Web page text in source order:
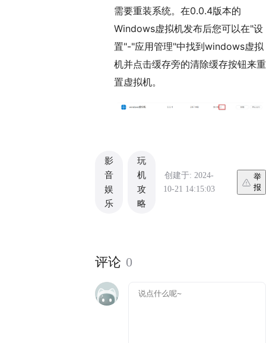
需要重装系统。在0.0.4版本的
Windows虚拟机发布后您可以在"设
置"-"应用管理"中找到windows虚拟
机并点击缓存旁的清除缓存按钮来重
置虚拟机。
影
音
娱
乐
玩
机
攻
略
创建于: 2024-
10-21 14:15:03
举
报
评论 0